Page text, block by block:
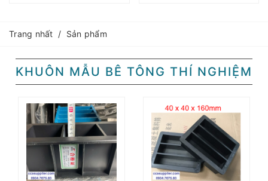
Trang nhất / Sản phẩm
KHUÔN MẪU BÊ TÔNG THÍ NGHIỆM